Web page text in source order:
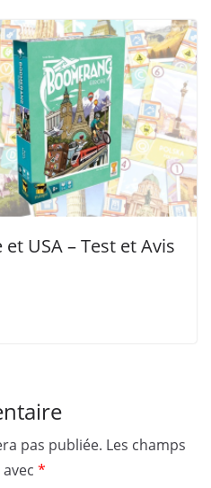
USA – Test et Avis
pas publiée. Les champs
*